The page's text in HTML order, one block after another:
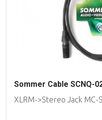
Sommer Cable SCNQ-
XLRM->Stereo Jack MC-